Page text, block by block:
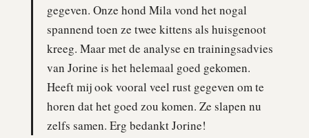
gegeven. Onze hond Mila vond het nogal
spannend toen ze twee kittens als huisgenoot
kreeg. Maar met de analyse en trainingsadvies
van Jorine is het helemaal goed gekomen.
Heeft mij ook vooral veel rust gegeven om te
horen dat het goed zou komen. Ze slapen nu
zelfs samen. Erg bedankt Jorine!